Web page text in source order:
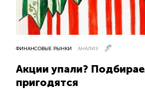
ФИНАНСОВЫЕ РЫНКИ АНАЛИЗ
Акции упали?
пригодятся